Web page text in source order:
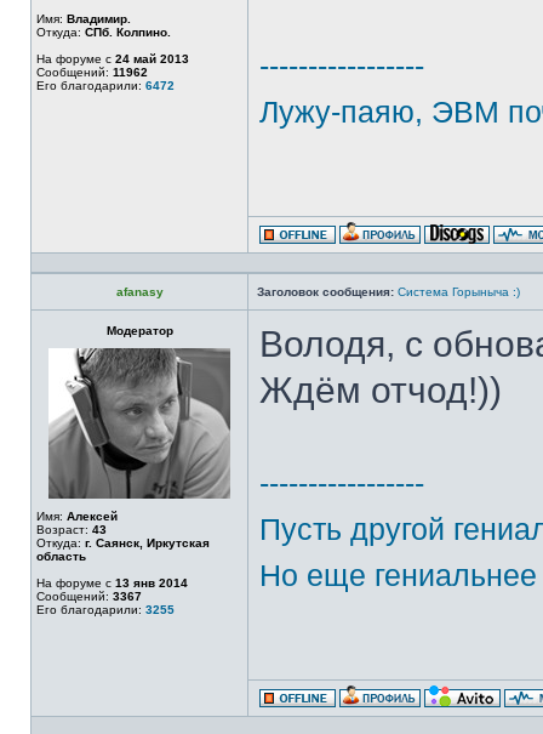
Имя: Владимир.
Откуда: СПб. Колпино.
На форуме с 24 май 2013
Сообщений: 11962
Его благодарили: 6472
-----------------
Лужу-паяю, ЭВМ
afanasy Заголовок сообщения: Система Горыныча :)
Модератор
Имя: Алексей
Возраст: 43
Откуда: г. Саянск, Иркутская
область
На форуме с 13 янв 2014
Сообщений: 3367
Его благодарили: 3255
Володя, с
Ждём отчод!))
-----------------
Пусть другой
Но еще